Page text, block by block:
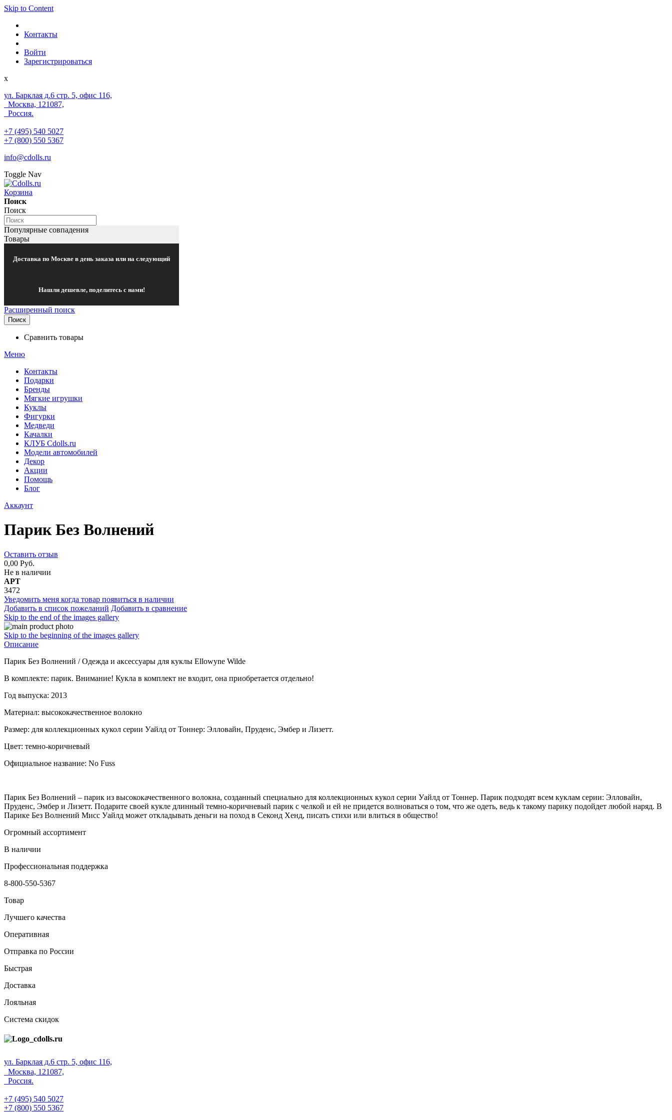
Skip to Content
Контакты
Войти
Зарегистрироваться
x
ул. Барклая д.6 стр. 5, офис 116,
Москва, 121087,
Россия.
+7 (495) 540 5027
+7 (800) 550 5367
info@cdolls.ru
Toggle Nav
Корзина
Поиск
Поиск
Популярные совпадения
Товары
Доставка по Москве в день заказа или на следующий
Нашли дешевле, поделитесь с нами!
Расширенный поиск
Поиск
Сравнить товары
Меню
Контакты
Подарки
Бренды
Мягкие игрушки
Куклы
Фигурки
Медведи
Качалки
КЛУБ Cdolls.ru
Модели автомобилей
Декор
Акции
Помощь
Блог
Аккаунт
Парик Без Волнений
Оставить отзыв
0,00 Руб.
Не в наличии
АРТ
3472
Уведомить меня когда товар появиться в наличии
Добавить в список пожеланий Добавить в сравнение
Skip to the end of the images gallery
Skip to the beginning of the images gallery
Описание
Парик Без Волнений / Одежда и аксессуары для куклы Ellowyne Wilde
В комплекте: парик. Внимание! Кукла в комплект не входит, она приобретается отдельно!
Год выпуска: 2013
Материал: высококачественное волокно
Размер: для коллекционных кукол серии Уайлд от Тоннер: Элловайн, Пруденс, Эмбер и Лизетт.
Цвет: темно-коричневый
Официальное название: No Fuss
Парик Без Волнений – парик из высококачественного волокна, созданный специально для коллекционных кукол серии Уайлд от Тоннер. Парик подходят всем куклам серии: Элловайн,
Пруденс, Эмбер и Лизетт. Подарите своей кукле длинный темно-коричневый парик с челкой и ей не придется волноваться о том, что же одеть, ведь к такому парику подойдет любой наряд. В
Парике Без Волнений Мисс Уайлд может откладывать деньги на поход в Секонд Хенд, писать стихи или влиться в общество!
Огромный ассортимент
В наличии
Профессиональная поддержка
8-800-550-5367
Товар
Лучшего качества
Оперативная
Отправка по России
Быстрая
Доставка
Лояльная
Система скидок
ул. Барклая д.6 стр. 5, офис 116,
Москва, 121087,
Россия.
+7 (495) 540 5027
+7 (800) 550 5367